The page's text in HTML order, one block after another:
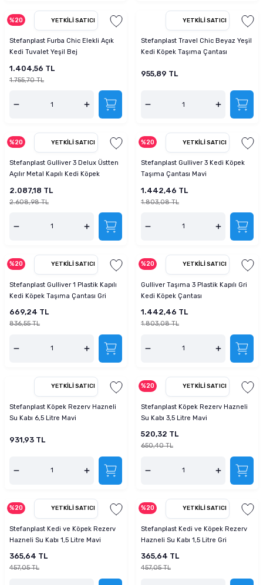
%20 YETKILI SATICI
Stefanplast Furba Chic Elekli Açık
Kedi Tuvalet Yeşil Bej
1.404,56 TL
1.755,70 TL
YETKILI SATICI
Stefanplast Travel Chic Beyaz Yeşil
Kedi Köpek Taşıma Çantası
955,89 TL
%20 YETKILI SATICI
Stefanplast Gulliver 3 Delux Üstten
Açılır Metal Kapılı Kedi Köpek
2.087,18 TL
2.608,98 TL
%20 YETKILI SATICI
Stefanplast Gulliver 3 Kedi Köpek
Taşıma Çantası Mavi
1.442,46 TL
1.803,08 TL
%20 YETKILI SATICI
Stefanplast Gulliver 1 Plastik Kapılı
Kedi Köpek Taşıma Çantası Gri
669,24 TL
836,55 TL
%20 YETKILI SATICI
Gulliver Taşıma 3 Plastik Kapılı Gri
Kedi Köpek Çantası
1.442,46 TL
1.803,08 TL
YETKILI SATICI
Stefanplast Köpek Rezerv Hazneli
Su Kabı 6,5 Litre Mavi
931,93 TL
%20 YETKILI SATICI
Stefanplast Köpek Rezerv Hazneli
Su Kabı 3,5 Litre Mavi
520,32 TL
650,40 TL
%20 YETKILI SATICI
Stefanplast Kedi ve Köpek Rezerv
Hazneli Su Kabı 1,5 Litre Mavi
365,64 TL
457,05 TL
%20 YETKILI SATICI
Stefanplast Kedi ve Köpek Rezerv
Hazneli Su Kabı 1,5 Litre Gri
365,64 TL
457,05 TL